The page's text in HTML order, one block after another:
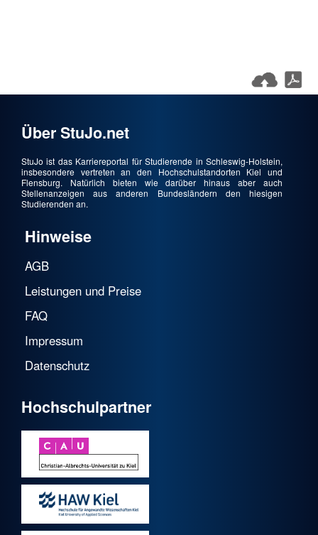
Über StuJo.net
StuJo ist das Karriereportal für Studierende in Schleswig-Holstein,
insbesondere vertreten an den Hochschulstandorten Kiel und
Flensburg. Natürlich bieten wie darüber hinaus aber auch
Stellenanzeigen aus anderen Bundesländern den hiesigen
Studierenden an.
Hinweise
AGB
Leistungen und Preise
FAQ
Impressum
Datenschutz
Hochschulpartner